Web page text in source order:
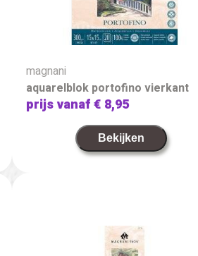
magnani
aquarelblok portofino vierkant
prijs vanaf€ 8,95
Bekijken